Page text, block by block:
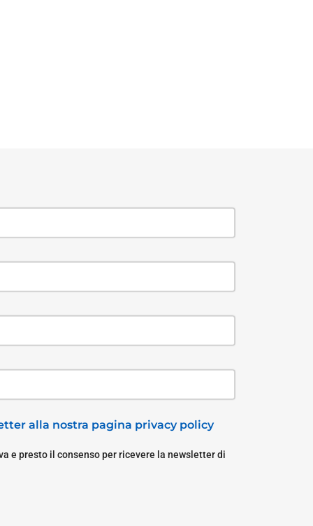
alla nostra pagina privacy policy
e presto il consenso per ricevere la newsletter di